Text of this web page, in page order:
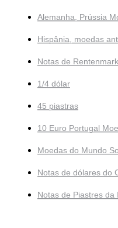
Alemanha, Prússia
Hispânia, moedas
Notas de Rentenmark
1/4 dólar
45 piastras
10 Euro Portugal
Moedas do Mundo
Notas de dólares do
Notas de Piastres da